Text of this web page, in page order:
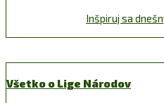
Inšpiruj sa
Všetko o Lige Národov